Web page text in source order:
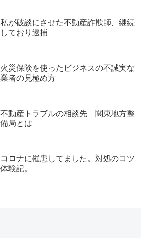
私が破談にさせた不動産詐欺師、継続
しており逮捕
火災保険を使ったビジネスの不誠実な
業者の見極め方
不動産トラブルの相談先 関東地方整
備局とは
コロナに罹患してました。対処のコツ
体験記。